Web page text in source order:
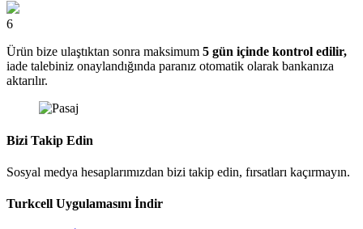
6
Ürün bize ulaştıktan sonra maksimum 5 gün içinde kontrol edilir,
iade talebiniz onaylandığında paranız otomatik olarak bankanıza
aktarılır.
Bizi Takip Edin
Sosyal medya hesaplarımızdan bizi takip edin, fırsatları kaçırmayın.
Turkcell Uygulamasını İndir